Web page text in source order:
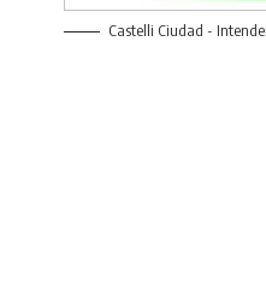
Castelli Ciudad -